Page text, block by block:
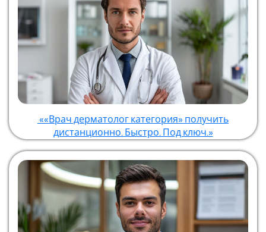
««Врач дерматолог категория» получить
дистанционно. Быстро. Под ключ.»